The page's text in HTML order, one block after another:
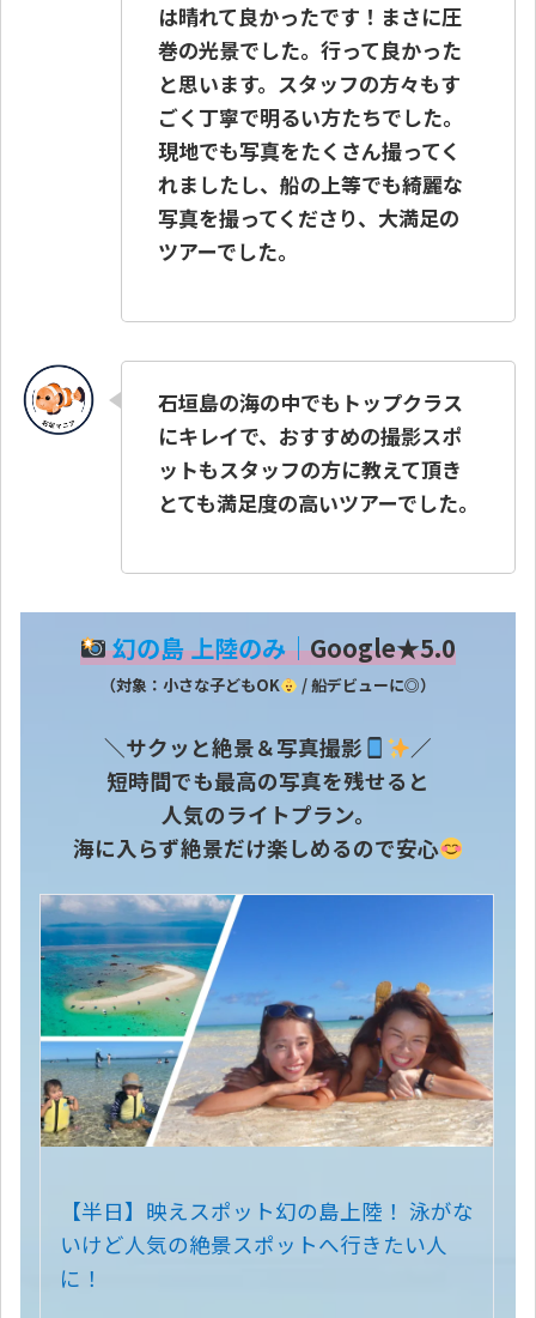
Loading...
は晴れて良かったです！まさに圧
巻の光景でした。行って良かった
と思います。スタッフの方々もす
ごく丁寧で明るい方たちでした。
現地でも写真をたくさん撮ってく
れましたし、船の上等でも綺麗な
写真を撮ってくださり、大満足の
ツアーでした。
石垣島の海の中でもトップクラス
にキレイで、おすすめの撮影スポ
ットもスタッフの方に教えて頂き
とても満足度の高いツアーでした。
幻の島 上陸のみ｜Google★5.0
（対象：小さな子どもOK / 船デビューに◎）
＼サクッと絶景＆写真撮影
／
短時間でも最高の写真を残せると
人気のライトプラン。
海に入らず絶景だけ楽しめるので安心
【半日】映えスポット幻の島上陸！ 泳がな
いけど人気の絶景スポットへ行きたい人
に！